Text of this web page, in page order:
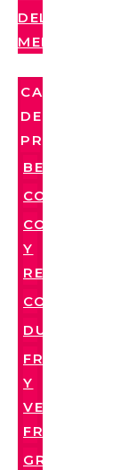
DEL
MENÚ
CATEGORÍAS
DE
PRODUCTO
BEBIDAS
Y
CONSERVAS
DULCES
FRUTAS
Y
VERDURAS
FRESCAS
GRANOS